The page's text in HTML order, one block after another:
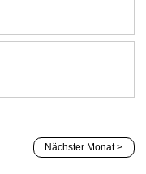
Nächster Monat >